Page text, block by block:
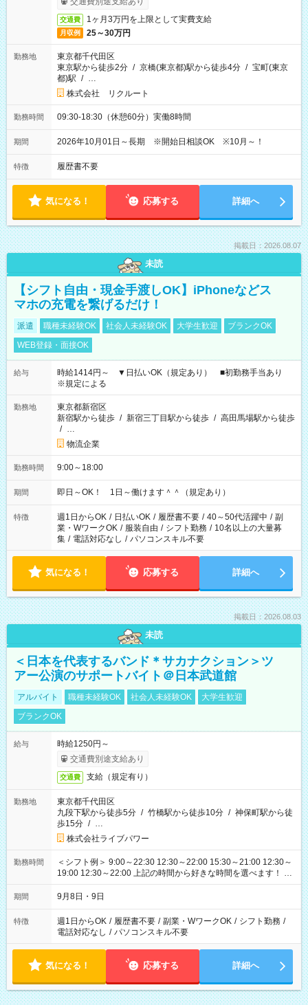
交通費 1ヶ月3万円を上限として実費支給
月収例 25～30万円
勤務地
東京都千代田区
東京駅から徒歩2分 / 京橋(東京都)駅から徒歩4分 / 宝町(東京
都)駅 / …
株式会社 リクルート
勤務時間 09:30-18:30（休憩60分）実働8時間
期間 2026年10月01日～長期 ※開始日相談OK ※10月～！
特徴 履歴書不要
気になる！ 応募する 詳細へ
掲載日：2026.08.07
未読
【シフト自由・現金手渡しOK】iPhoneなどス
マホの充電を繋げるだけ！
派遣 職種未経験OK 社会人未経験OK 大学生歓迎
ブランクOK
WEB登録・面接OK
給与
時給1414円～ ▼日払いOK（規定あり） ■初勤務手当あり
※規定による
勤務地
東京都新宿区
新宿駅から徒歩 / 新宿三丁目駅から徒歩 / 高田馬場駅から徒歩
/ …
物流企業
勤務時間 9:00～18:00
期間 即日～OK！ 1日～働けます＾＾（規定あり）
特徴 週1日からOK / 日払いOK / 履歴書不要 / 40～50代活躍中 / 副
業・WワークOK / 服装自由 / シフト勤務 / 10名以上の大量募
集 / 電話対応なし / パソコンスキル不要
気になる！ 応募する 詳細へ
掲載日：2026.08.03
未読
＜日本を代表するバンド＊サカナクション＞ツ
アー公演のサポートバイト＠日本武道館
アルバイト 職種未経験OK 社会人未経験OK
大学生歓迎
ブランクOK
給与
時給1250円～
交通費別途支給あり
交通費 支給（規定有り）
勤務地
東京都千代田区
九段下駅から徒歩5分 / 竹橋駅から徒歩10分 / 神保町駅から徒
歩15分 / …
株式会社ライブパワー
勤務時間
＜シフト例＞ 9:00～22:30 12:30～22:00 15:30～21:00 12:30～
19:00 12:30～22:00 上記の時間から好きな時間を選べます！ ※
時間は変更となる可能性があります
期間 9月8日・9日
特徴 週1日からOK / 履歴書不要 / 副業・WワークOK / シフト勤務 /
電話対応なし / パソコンスキル不要
気になる！ 応募する 詳細へ